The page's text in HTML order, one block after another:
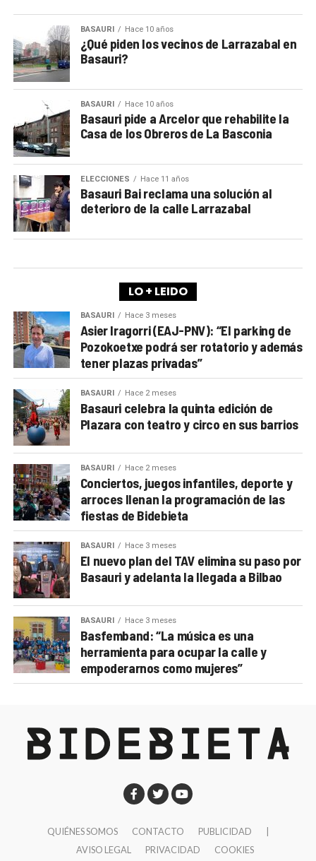
BASAURI Hace 10 años
¿Qué piden los vecinos de Larrazabal en
Basauri?
BASAURI Hace 10 años
Basauri pide a Arcelor que rehabilite la
Casa de los Obreros de La Basconia
ELECCIONES Hace 11 años
Basauri Bai reclama una solución al
deterioro de la calle Larrazabal
LO + LEIDO
BASAURI Hace 3 meses
Asier Iragorri (EAJ-PNV): “El parking de
Pozokoetxe podrá ser rotatorio y además
tener plazas privadas”
BASAURI Hace 2 meses
Basauri celebra la quinta edición de
Plazara con teatro y circo en sus barrios
BASAURI Hace 2 meses
Conciertos, juegos infantiles, deporte y
arroces llenan la programación de las
fiestas de Bidebieta
BASAURI Hace 3 meses
El nuevo plan del TAV elimina su paso por
Basauri y adelanta la llegada a Bilbao
BASAURI Hace 3 meses
Basfemband: “La música es una
herramienta para ocupar la calle y
empoderarnos como mujeres”
QUIÉNES SOMOS CONTACTO PUBLICIDAD
|
AVISO LEGAL
PRIVACIDAD COOKIES